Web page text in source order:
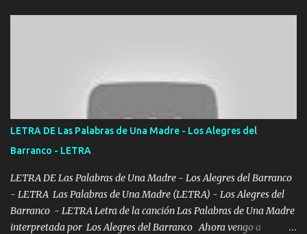
verde se le extraña pa que sepan Aquí Pura GENTE DE LA RANA 🐸
POR CLAVE ES EL CALI 4 EN LA CIUDAD TIJUANA Música Al
tirante andamos mi carnal atento a cualquier necesidad no porque
se ve limpio el camino nos confiamos al andar y nunca con la
misma piedra me vuelvo a tropezar Cuando ando de enamorado
en corto me tiró a per...
LETRA DE Las Palabras de Una Madre - Los Alegres del
Barranco - LETRA
LETRA DE Las Palabras de Una Madre - Los Alegres del Barranco
- LETRA Las Palabras de Una Madre (LETRA) - Los Alegres del
Barranco - LETRA Letra de la canción Las Palabras de Una Madre
interpretada por Los Alegres del Barranco Ahora vengo a